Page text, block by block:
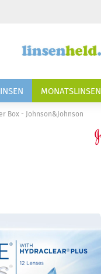
MONATSLINSEN
Box - Johnson&Johnson